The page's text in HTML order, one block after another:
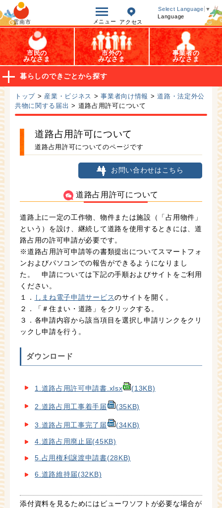
雲南市 メニュー アクセス
Select Language ▼
Language
オープンデータ
市民の
みなさま
市外の
みなさま
事業者の
みなさま
暮らしのできごとから探す
トップ > 産業・ビジネス >事業者向け情報 >道路・法定外公
共物に関する届出 > 道路占用許可について
道路占用許可について
道路占用許可についてのページです
お問い合わせはこちら
道路占用許可について
道路上に一定の工作物、物件または施設（「占用物件」
という）を設け、継続して道路を使用するときには、道
路占用の許可申請が必要です。
※道路占用許可申請等の書類提出についてスマートフォ
ンおよびパソコンでの報告ができるようになりまし
た。 申請については下記の手順およびサイトをご利用
ください。
１．
しまね電子申請サービスのサイトを開く。
２．「＃住まい・道路」をクリックする。
３．各申請内容から該当項目を選択し申請リンクをクリ
ックし申請を行う。
ダウンロード
1.道路占用許可申請書.xlsx (13KB)
2.道路占用工事着手届 (35KB)
3.道路占用工事完了届 (34KB)
4.道路占用廃止届(45KB)
5.占用権利譲渡申請書(28KB)
6.道路維持届 (32KB)
添付資料を見るためにはビューワソフトが必要な場合が